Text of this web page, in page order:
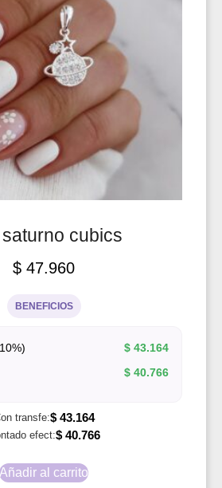
cubics
$ 47.960
BENEFICIOS
$ 43.164
$ 40.766
transfe:$43.164
efect:$40.766
Añadir al carrito